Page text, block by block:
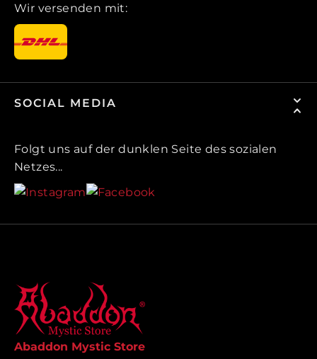
Wir versenden mit:
SOCIAL MEDIA
Folgt uns auf der dunklen Seite des sozialen
Netzes...
Abaddon Mystic Store